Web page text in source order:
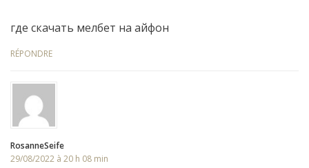
где скачать мелбет на айфон
RÉPONDRE
RosanneSeife
29/08/2022 à 20 h 08 min